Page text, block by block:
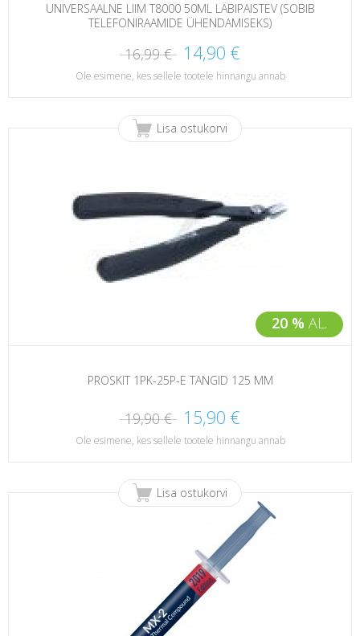
UNIVERSAALNE LIIM T8000 50ML LÄBIPAISTEV (SOBIB
TELEFONIRAAMIDE ÜHENDAMISEKS)
16,99 € 14,90 €
Ole esimene, kes sellele tootele hinnangu annab
20 % AL.
Lisa ostukorvi
PROSKIT 1PK-25P-E TANGID 125 MM
19,90 € 15,90 €
Ole esimene, kes sellele tootele hinnangu annab
Lisa ostukorvi